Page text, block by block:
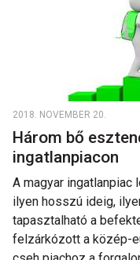
2018. NOVEMBER 20.
Három bő
ingatlanpiacon
A magyar ingatlanpiac
ilyen hosszú ideig,
tapasztalható a
felzárkózott a közép-